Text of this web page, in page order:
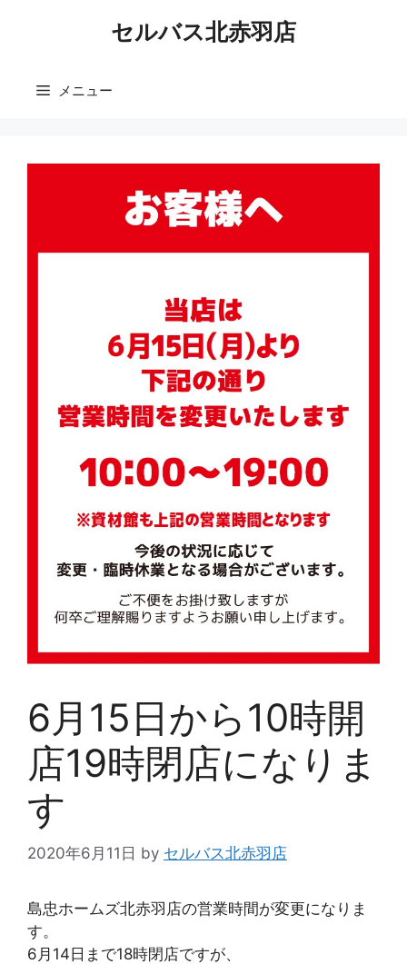
セルバス北赤羽店
メニュー
6月15日から10時開
店19時閉店になりま
す
2020年6月11日 by セルバス北赤羽店
島忠ホームズ北赤羽店の営業時間が変更になりま
す。
6月14日まで18時閉店ですが、